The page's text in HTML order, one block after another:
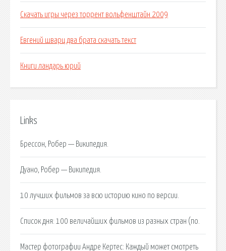
Скачать игры через торрент вольфенштайн 2009
Евгений шварц два брата скачать текст
Книги ландарь юрий
Links
Брессон, Робер — Википедия.
Дуано, Робер — Википедия.
10 лучших фильмов за всю историю кино по версии.
Список дня: 100 величайших фильмов из разных стран (по.
Мастер фотографии Андре Кертеc: Каждый может смотреть